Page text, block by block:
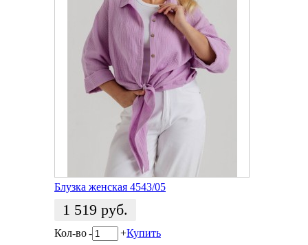
Блузка женская 4543/05
1 519 руб.
Кол-во- +Купить